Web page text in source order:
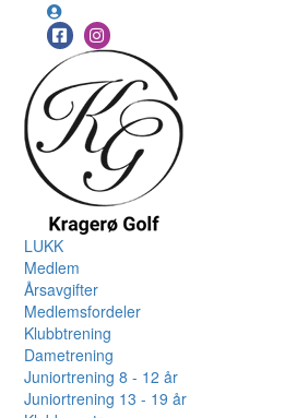
LUKK
Medlem
Årsavgifter
Medlemsfordeler
Klubbtrening
Dametrening
Juniortrening 8 - 12 år
Juniortrening 13 - 19 år